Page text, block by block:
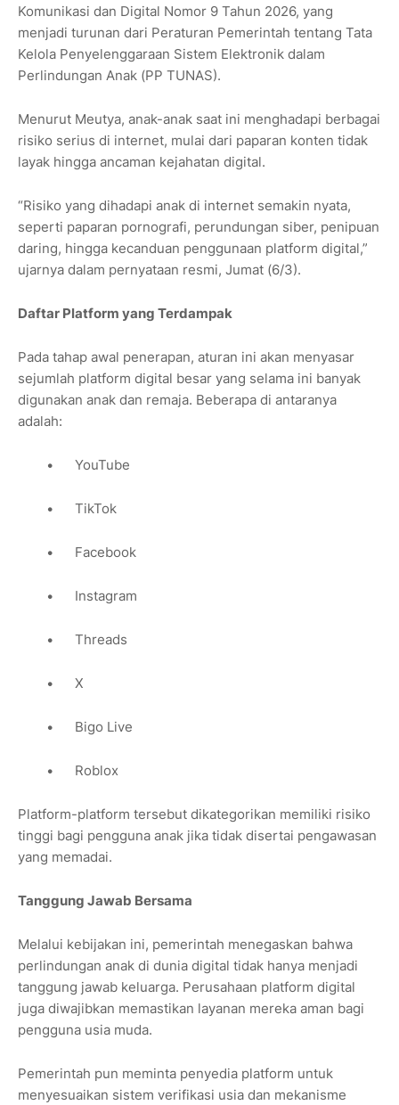
Komunikasi dan Digital Nomor 9 Tahun 2026, yang
menjadi turunan dari Peraturan Pemerintah tentang Tata
Kelola Penyelenggaraan Sistem Elektronik dalam
Perlindungan Anak (PP TUNAS).
Menurut Meutya, anak-anak saat ini menghadapi berbagai
risiko serius di internet, mulai dari paparan konten tidak
layak hingga ancaman kejahatan digital.
“Risiko yang dihadapi anak di internet semakin nyata,
seperti paparan pornografi, perundungan siber, penipuan
daring, hingga kecanduan penggunaan platform digital,”
ujarnya dalam pernyataan resmi, Jumat (6/3).
Daftar Platform yang Terdampak
Pada tahap awal penerapan, aturan ini akan menyasar
sejumlah platform digital besar yang selama ini banyak
digunakan anak dan remaja. Beberapa di antaranya
adalah:
• YouTube
• TikTok
• Facebook
• Instagram
• Threads
• X
• Bigo Live
• Roblox
Platform-platform tersebut dikategorikan memiliki risiko
tinggi bagi pengguna anak jika tidak disertai pengawasan
yang memadai.
Tanggung Jawab Bersama
Melalui kebijakan ini, pemerintah menegaskan bahwa
perlindungan anak di dunia digital tidak hanya menjadi
tanggung jawab keluarga. Perusahaan platform digital
juga diwajibkan memastikan layanan mereka aman bagi
pengguna usia muda.
Pemerintah pun meminta penyedia platform untuk
menyesuaikan sistem verifikasi usia dan mekanisme